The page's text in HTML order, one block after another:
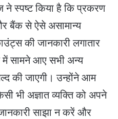
ने स्पष्ट किया है कि प्रकरण
बैंक से ऐसे असामान्य
की जानकारी लगातार
में सामने आए सभी अन्य
की जाएगी। उन्होंने आम
भी अज्ञात व्यक्ति को अपने
साझा न करें और